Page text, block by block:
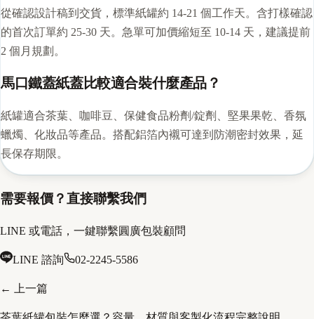
從確認設計稿到交貨，標準紙罐約 14-21 個工作天。含打樣確認
的首次訂單約 25-30 天。急單可加價縮短至 10-14 天，建議提前
2 個月規劃。
馬口鐵蓋紙蓋比較適合裝什麼產品？
紙罐適合茶葉、咖啡豆、保健食品粉劑/錠劑、堅果果乾、香氛
蠟燭、化妝品等產品。搭配鋁箔內襯可達到防潮密封效果，延
長保存期限。
需要報價？直接聯繫我們
LINE 或電話，一鍵聯繫圓廣包裝顧問
LINE 諮詢 02-2245-5586
← 上一篇